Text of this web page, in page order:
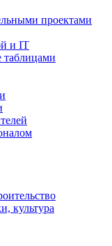
проектами
и IT
таблицами
культура